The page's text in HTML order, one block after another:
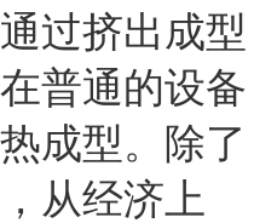
过挤出成型
普通的设备
成型。除了
从经济上